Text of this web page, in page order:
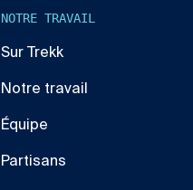
NOTRE TRAVAIL
Sur Trekk
Notre travail
Équipe
Partisans